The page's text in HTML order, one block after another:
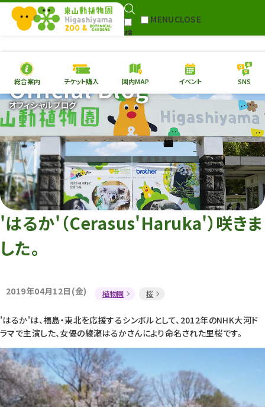
検
MENUCLOSE
本日の開園情報 チケ
園内MAP イベント
総合案内
動物園 植物園
再生プラン
東山動植物園
への支援
環境教育
総合案内 チケット購入 園内MAP イベント SNS
オフィシャルブログ
Official Blog
'はるか'（Cerasus'Haruka'）咲きま
した。
2019年04月12日(金) 植物園 桜
'はるか'は、福島・東北を応援するシンボルとして、2012年のNHK大河ド
ラマで主演した、女優の綾瀬はるかさんにより命名された里桜です。